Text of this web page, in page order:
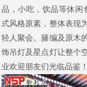
品，小吃，饮品等休闲
式风格原素，整体表现
轻人聚会。籐编及原木
饰吊灯及星点灯让整个
业欢迎朋友们光临品鉴！